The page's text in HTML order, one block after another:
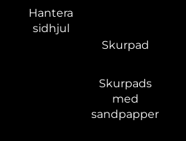
Hantera
sidhjul
Skurpad
Skurpads
med
sandpapper